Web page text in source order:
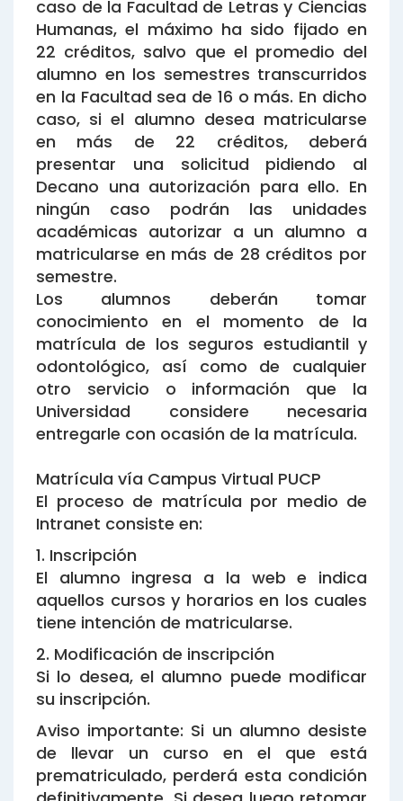
caso de la Facultad de Letras y Ciencias
Humanas, el máximo ha sido fijado en
22 créditos, salvo que el promedio del
alumno en los semestres transcurridos
en la Facultad sea de 16 o más. En dicho
caso, si el alumno desea matricularse
en más de 22 créditos, deberá
presentar una solicitud pidiendo al
Decano una autorización para ello. En
ningún caso podrán las unidades
académicas autorizar a un alumno a
matricularse en más de 28 créditos por
semestre.
Los alumnos deberán tomar
conocimiento en el momento de la
matrícula de los seguros estudiantil y
odontológico, así como de cualquier
otro servicio o información que la
Universidad considere necesaria
entregarle con ocasión de la matrícula.
Matrícula vía Campus Virtual PUCP
El proceso de matrícula por medio de
Intranet consiste en:
1. Inscripción
El alumno ingresa a la web e indica
aquellos cursos y horarios en los cuales
tiene intención de matricularse.
2. Modificación de inscripción
Si lo desea, el alumno puede modificar
su inscripción.
Aviso importante: Si un alumno desiste
de llevar un curso en el que está
prematriculado, perderá esta condición